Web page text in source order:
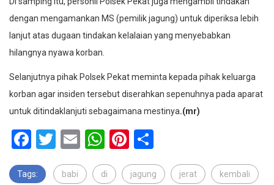
dengan mengamankan MS (pemilik jagung) untuk diperiksa lebih
lanjut atas dugaan tindakan kelalaian yang menyebabkan
hilangnya nyawa korban.
Selanjutnya pihak Polsek Pekat meminta kepada pihak keluarga
korban agar insiden tersebut diserahkan sepenuhnya pada aparat
untuk ditindaklanjuti sebagaimana mestinya.(mr)
Facebook
Twitter
EmailWhatsApp
Pinterest
Tags: babi di jagung jerat kembali